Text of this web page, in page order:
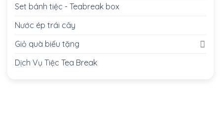
Set bánh tiệc - Teabreak box
Nước ép trái cây
Giỏ quà biếu tặng
Dịch Vụ Tiệc Tea Break